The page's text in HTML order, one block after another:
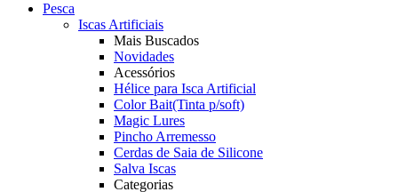
Pesca
Iscas Artificiais
Mais Buscados
Novidades
Acessórios
Hélice para Isca Artificial
Color Bait(Tinta p/soft)
Magic Lures
Pincho Arremesso
Cerdas de Saia de Silicone
Salva Iscas
Categorias